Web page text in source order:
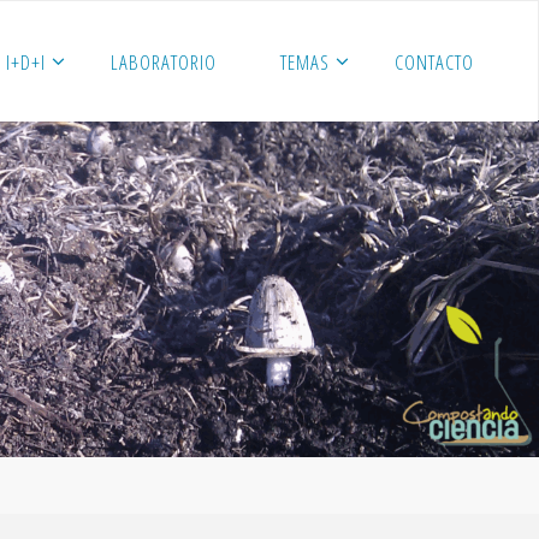
I+D+I LABORATORIO TEMAS CONTACTO